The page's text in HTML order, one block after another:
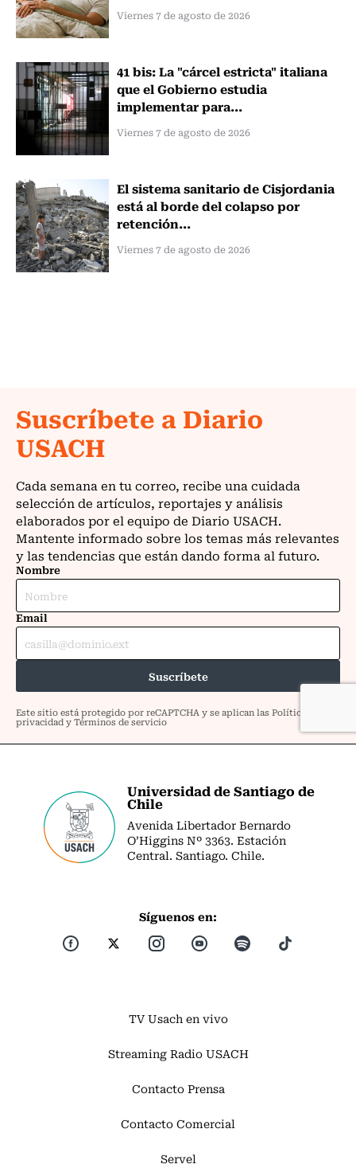
Viernes 7 de agosto de 2026
41 bis: La "cárcel estricta" italiana
que el Gobierno estudia
implementar para...
Viernes 7 de agosto de 2026
El sistema sanitario de Cisjordania
está al borde del colapso por
retención...
Viernes 7 de agosto de 2026
Universidad de Santiago de
Chile
Avenida Libertador Bernardo
O’Higgins Nº 3363. Estación
Central. Santiago. Chile.
Síguenos en:
TV Usach en vivo
Streaming Radio USACH
Contacto Prensa
Contacto Comercial
Servel